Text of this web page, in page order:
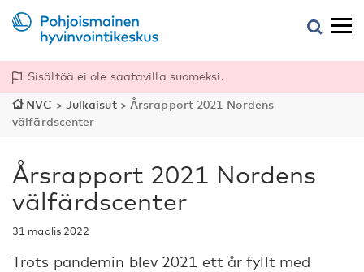
Sisältöä ei ole saatavilla suomeksi.
NVC > Julkaisut> Årsrapport 2021 Nordens
välfärdscenter
Årsrapport 2021 Nordens
välfärdscenter
31 maalis 2022
Trots pandemin blev 2021 ett år fyllt med